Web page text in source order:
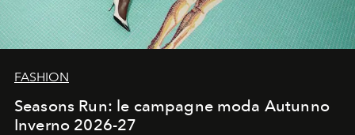
FASHION
Seasons Run: le campagne moda Autunno
Inverno 2026-27